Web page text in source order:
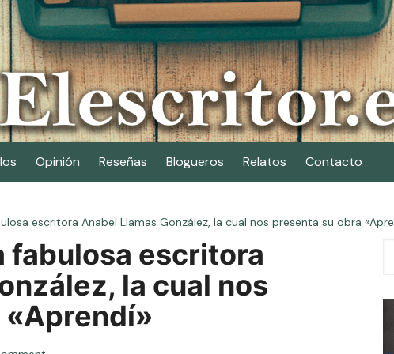
Opinión Reseñas Blogueros Relatos Contacto
escritora Anabel Llamas González, la cual nos presenta su obra
fabulosa escritora
la cual nos
«Aprendí»